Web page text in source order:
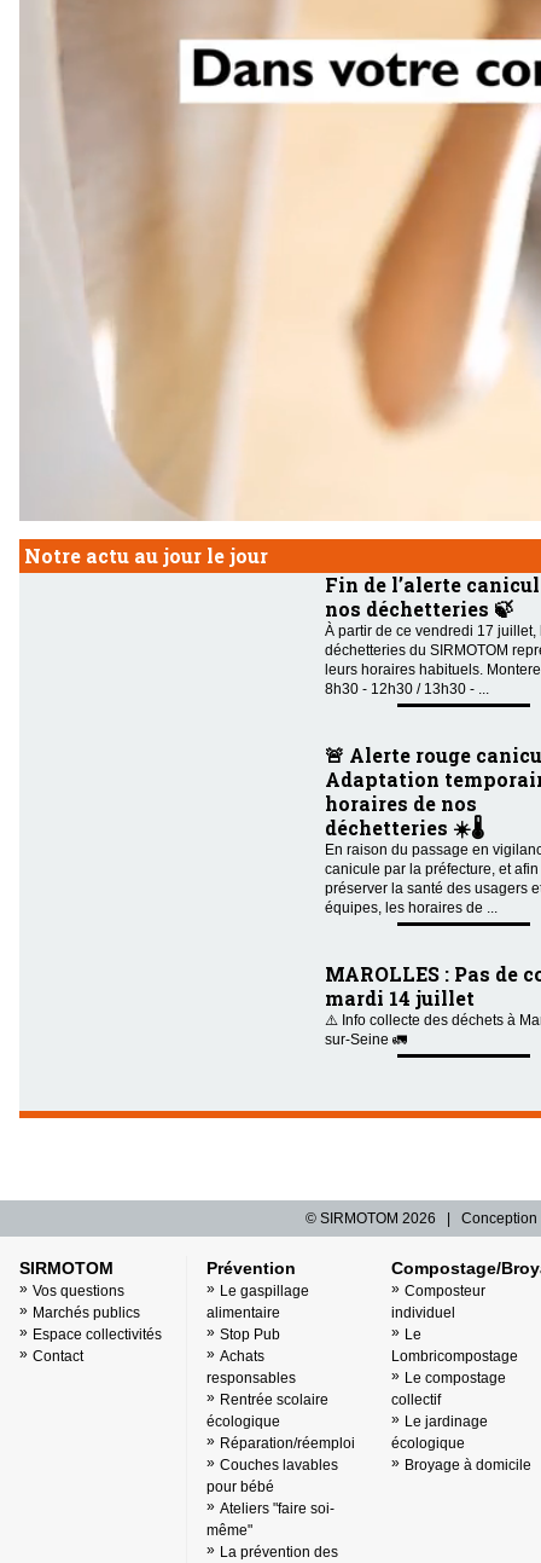
Notre actu au jour le jour
Fin de l’alerte
nos déchetteries 🍃
À partir de ce vendredi 17 juillet,
déchetteries du SIRMOTOM
leurs horaires habituels.
8h30 - 12h30 / 13h30 - ...
🚨 Alerte rouge
Adaptation
horaires de nos
déchetteries ☀️🌡️
En raison du passage en
canicule par la préfecture, et
préserver la santé des usagers
équipes, les horaires de ...
MAROLLES : Pas de
mardi 14 juillet
⚠️ Info collecte des déchets à
sur-Seine 🚛
© SIRMOTOM 2026 | Conception
SIRMOTOM
Vos questions
Marchés publics
Espace collectivités
Contact
Prévention
Le gaspillage
alimentaire
Stop Pub
Achats
responsables
Rentrée scolaire
écologique
Réparation/réemploi
Couches lavables
pour bébé
Ateliers "faire soi-
même"
La prévention des
Compostage/
Composteur
individuel
Le
Lombricompostage
Le compostage
collectif
Le jardinage
écologique
Broyage à domicile